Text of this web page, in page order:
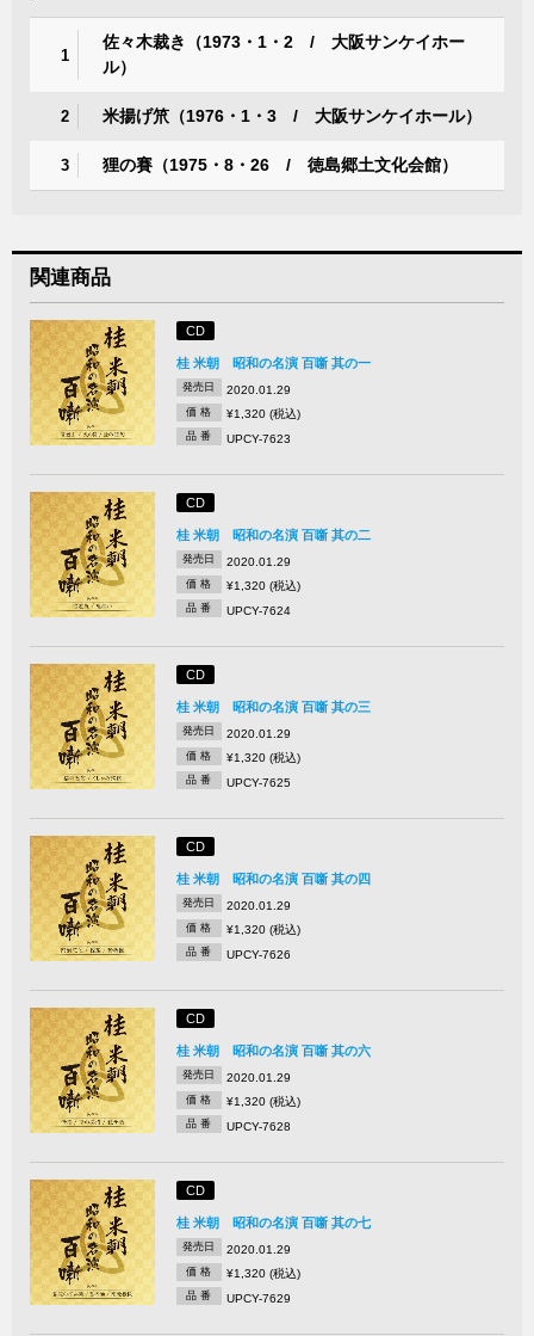
1
佐々木裁き（1973・1・2 / 大阪サンケイホー
ル）
2 米揚げ笊（1976・1・3 / 大阪サンケイホール）
3 狸の賽（1975・8・26 / 徳島郷土文化会館）
関連商品
CD
桂 米朝 昭和の名演 百噺 其の一
発売日 2020.01.29
価 格 ¥1,320 (税込)
品 番 UPCY-7623
CD
桂 米朝 昭和の名演 百噺 其の二
発売日 2020.01.29
価 格 ¥1,320 (税込)
品 番 UPCY-7624
CD
桂 米朝 昭和の名演 百噺 其の三
発売日 2020.01.29
価 格 ¥1,320 (税込)
品 番 UPCY-7625
CD
桂 米朝 昭和の名演 百噺 其の四
発売日 2020.01.29
価 格 ¥1,320 (税込)
品 番 UPCY-7626
CD
桂 米朝 昭和の名演 百噺 其の六
発売日 2020.01.29
価 格 ¥1,320 (税込)
品 番 UPCY-7628
CD
桂 米朝 昭和の名演 百噺 其の七
発売日 2020.01.29
価 格 ¥1,320 (税込)
品 番 UPCY-7629